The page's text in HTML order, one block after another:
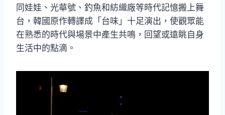
同娃娃、光華號、釣魚和紡織廠等時代記憶搬上舞
台，韓國原作轉譯成「台味」十足演出，使觀眾能
在熟悉的時代與場景中產生共鳴，回望或遠眺自身
生活中的點滴。